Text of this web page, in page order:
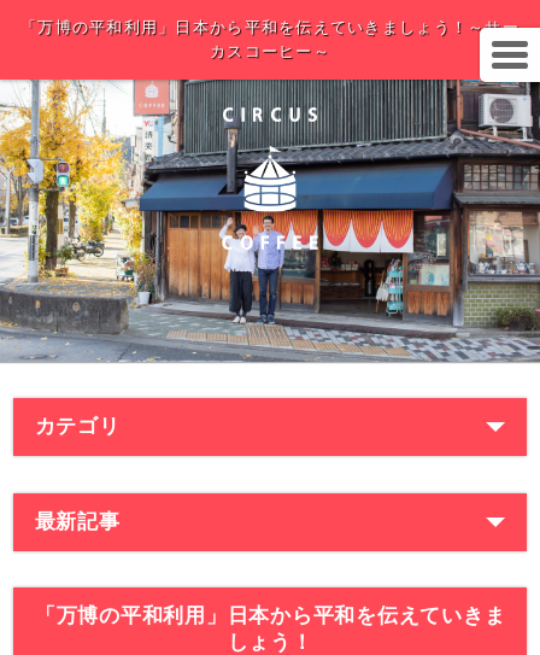
「万博の平和利用」日本から平和を伝えていきましょう！～サー
カスコーヒー～
カテゴリ
最新記事
「万博の平和利用」日本から平和を伝えていきま
しょう！